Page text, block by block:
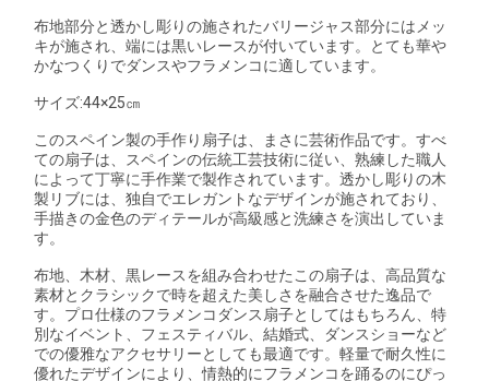
布地部分と透かし彫りの施されたバリージャス部分にはメッ
キが施され、端には黒いレースが付いています。とても華や
かなつくりでダンスやフラメンコに適しています。
サイズ:44×25㎝
このスペイン製の手作り扇子は、まさに芸術作品です。すべ
ての扇子は、スペインの伝統工芸技術に従い、熟練した職人
によって丁寧に手作業で製作されています。透かし彫りの木
製リブには、独自でエレガントなデザインが施されており、
手描きの金色のディテールが高級感と洗練さを演出していま
す。
布地、木材、黒レースを組み合わせたこの扇子は、高品質な
素材とクラシックで時を超えた美しさを融合させた逸品で
す。プロ仕様のフラメンコダンス扇子としてはもちろん、特
別なイベント、フェスティバル、結婚式、ダンスショーなど
での優雅なアクセサリーとしても最適です。軽量で耐久性に
優れたデザインにより、情熱的にフラメンコを踊るのにぴっ